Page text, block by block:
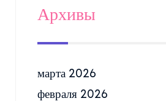
Архивы
марта 2026
февраля 2026